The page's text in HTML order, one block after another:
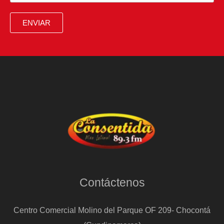
hacerse
la
ENVIAR
Contáctenos
Centro Comercial Molino del Parque OF 209- Chocontá